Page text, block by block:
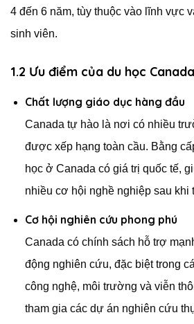
4 đến 6 năm, tùy thuộc vào lĩnh vực
sinh viên.
1.2 Ưu điểm của du học Canada
Chất lượng giáo dục hàng đầu
Canada tự hào là nơi có nhiều
được xếp hạng toàn cầu. Bằng
học ở Canada có giá trị quốc tế,
nhiều cơ hội nghề nghiệp sau khi
Cơ hội nghiên cứu phong phú
Canada có chính sách hỗ trợ
động nghiên cứu, đặc biệt trong
công nghệ, môi trường và viễn
tham gia các dự án nghiên cứu